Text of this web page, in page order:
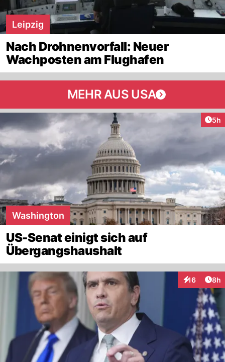
Leipzig
Nach Drohnenvorfall: Neuer
Wachposten am Flughafen
MEHR AUS USA
5h
Washington
US-Senat einigt sich auf
Übergangshaushalt
16
Interaktionen
8h